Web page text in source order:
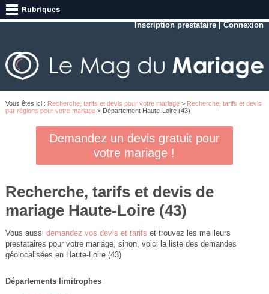
Inscription prestataire |Connexion
Vous êtes ici : Recherche, tarifs et devis pour votre mariage> Recherche, tarifs et devis
par régions pour votre mariage> Département Haute-Loire (43)
Demandez un devis gratuit pour
votre mariage !
Recherche, tarifs et devis de
mariage Haute-Loire (43)
Vous aussi demandez vos devis et tarifs et trouvez les meilleurs
prestataires pour votre mariage, sinon, voici la liste des demandes
géolocalisées en Haute-Loire (43)
Départements limitrophes